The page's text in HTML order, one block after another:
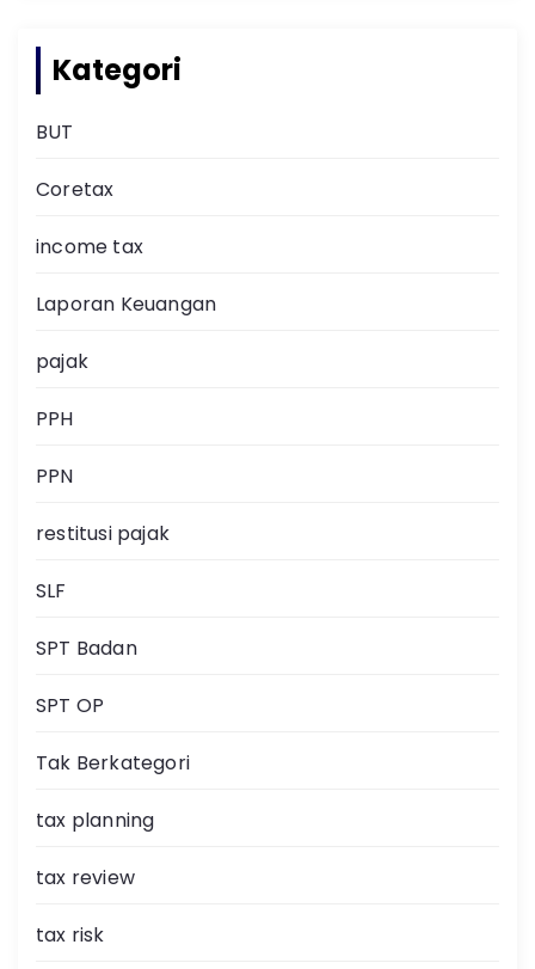
Kategori
BUT
Coretax
income tax
Laporan Keuangan
pajak
PPH
PPN
restitusi pajak
SLF
SPT Badan
SPT OP
Tak Berkategori
tax planning
tax review
tax risk